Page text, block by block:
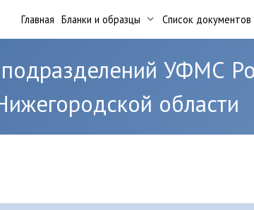
Главная Бланки и образцы Список документов
УФМС
области